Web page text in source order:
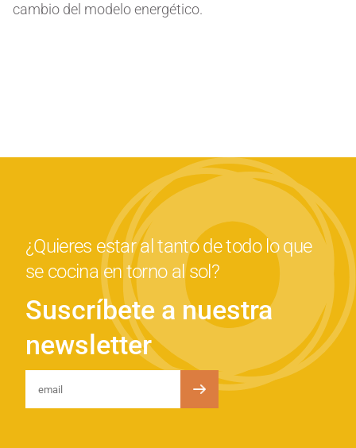
cambio del modelo energético.
¿Quieres estar al tanto de todo lo que
se cocina en torno al sol?
Suscríbete a nuestra
newsletter